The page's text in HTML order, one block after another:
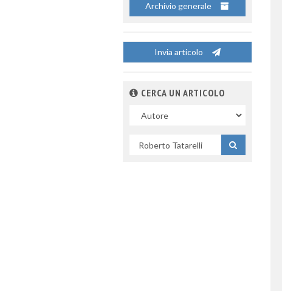
Archivio generale
Invia articolo
CERCA UN ARTICOLO
campo
per